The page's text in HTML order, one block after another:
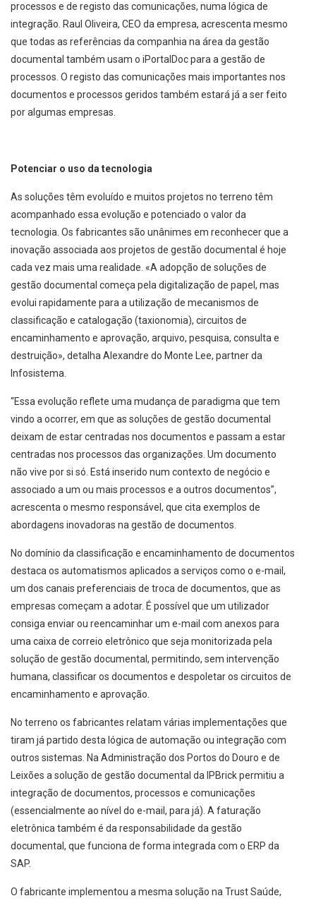
processos e de registo das comunicações, numa lógica de
integração. Raul Oliveira, CEO da empresa, acrescenta mesmo
que todas as referências da companhia na área da gestão
documental também usam o iPortalDoc para a gestão de
processos. O registo das comunicações mais importantes nos
documentos e processos geridos também estará já a ser feito
por algumas empresas.
Potenciar o uso da tecnologia
As soluções têm evoluído e muitos projetos no terreno têm
acompanhado essa evolução e potenciado o valor da
tecnologia. Os fabricantes são unânimes em reconhecer que a
inovação associada aos projetos de gestão documental é hoje
cada vez mais uma realidade. «A adopção de soluções de
gestão documental começa pela digitalização de papel, mas
evolui rapidamente para a utilização de mecanismos de
classificação e catalogação (taxionomia), circuitos de
encaminhamento e aprovação, arquivo, pesquisa, consulta e
destruição», detalha Alexandre do Monte Lee, partner da
Infosistema.
“Essa evolução reflete uma mudança de paradigma que tem
vindo a ocorrer, em que as soluções de gestão documental
deixam de estar centradas nos documentos e passam a estar
centradas nos processos das organizações. Um documento
não vive por si só. Está inserido num contexto de negócio e
associado a um ou mais processos e a outros documentos”,
acrescenta o mesmo responsável, que cita exemplos de
abordagens inovadoras na gestão de documentos.
No domínio da classificação e encaminhamento de documentos
destaca os automatismos aplicados a serviços como o e-mail,
um dos canais preferenciais de troca de documentos, que as
empresas começam a adotar. É possível que um utilizador
consiga enviar ou reencaminhar um e-mail com anexos para
uma caixa de correio eletrônico que seja monitorizada pela
solução de gestão documental, permitindo, sem intervenção
humana, classificar os documentos e despoletar os circuitos de
encaminhamento e aprovação.
No terreno os fabricantes relatam várias implementações que
tiram já partido desta lógica de automação ou integração com
outros sistemas. Na Administração dos Portos do Douro e de
Leixões a solução de gestão documental da IPBrick permitiu a
integração de documentos, processos e comunicações
(essencialmente ao nível do e-mail, para já). A faturação
eletrônica também é da responsabilidade da gestão
documental, que funciona de forma integrada com o ERP da
SAP.
O fabricante implementou a mesma solução na Trust Saúde,